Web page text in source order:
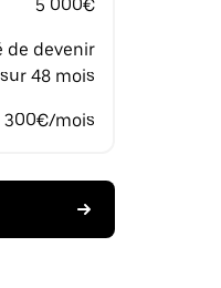
5 000€
de devenir
48 mois
300€/mois